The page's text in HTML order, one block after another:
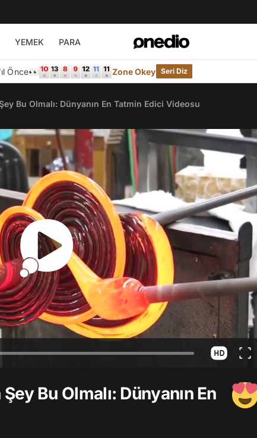
YEMEK PARA
Önce👀 Zone Okey Seri Diz
Bu Olmalı: Dünyanın En Tatmin Edici Videosu
Bu Olmalı: Dünyanın En